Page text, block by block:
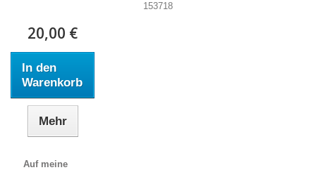
153718
20,00 €
In den
Warenkorb
Mehr
Auf meine